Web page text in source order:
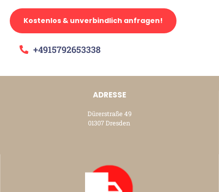
Kostenlos & unverbindlich anfragen!
+4915792653338
ADRESSE
Dürerstraße 49
01307 Dresden